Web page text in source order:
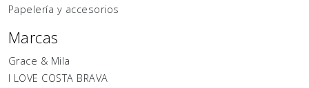
Papelería y accesorios
Marcas
Grace & Mila
I LOVE COSTA BRAVA